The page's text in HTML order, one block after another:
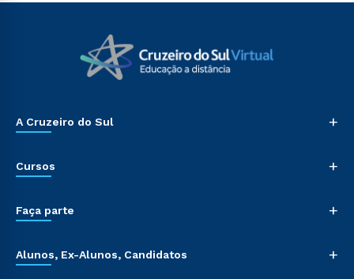
A Cruzeiro do Sul +
Cursos +
Faça parte +
Alunos, Ex-Alunos, Candidatos +